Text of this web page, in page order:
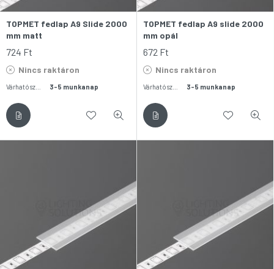
TOPMET fedlap A9 Slide 2000
mm matt
724 Ft
Nincs raktáron
3-5 munkanap
TOPMET fedlap A9 slide 2000
mm opál
672 Ft
Nincs raktáron
3-5 munkanap